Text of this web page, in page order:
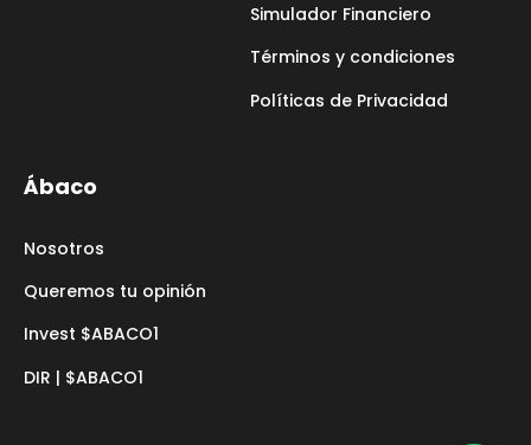
Simulador Financiero
Términos y condiciones
Políticas de Privacidad
Ábaco
Nosotros
Queremos tu opinión
Invest $ABACO1
DIR | $ABACO1